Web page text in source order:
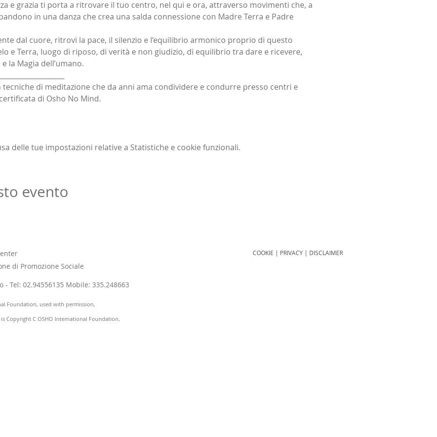
e grazia ti porta a ritrovare il tuo centro, nel qui e ora, attraverso movimenti che, a
in una danza che crea una salda connessione con Madre Terra e Padre
dal cuore, ritrovi la pace, il silenzio e l’equilibrio armonico proprio di questo
e Terra, luogo di riposo, di verità e non giudizio, di equilibrio tra dare e ricevere,
la Magia dell’umano.
tecniche di meditazione che da anni ama condividere e condurre presso centri e
di Osho No Mind.
delle tue impostazioni relative a Statistiche e cookie funzionali.
evento
di Promozione Sociale
Tel: 02.94556135 Mobile: 335.248663
Foundation, used with permission,
Copyright C OSHO International Foundation,
COOKIE | PRIVACY | DISCLAIMER